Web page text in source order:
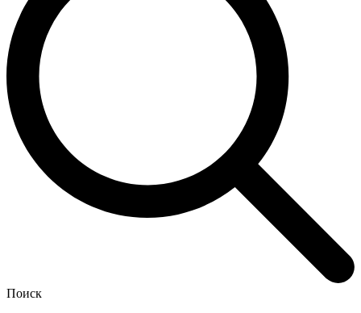
Поиск